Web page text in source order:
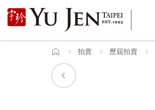
宇
珍
首
頁
拍賣 歷屆拍賣